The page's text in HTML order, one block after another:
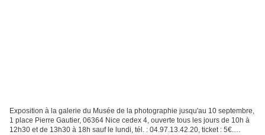
Exposition à la galerie du Musée de la photographie jusqu'au 10 septembre,
1 place Pierre Gautier, 06364 Nice cedex 4, ouverte tous les jours de 10h à
12h30 et de 13h30 à 18h sauf le lundi, tél. : 04.97.13.42.20, ticket : 5€.